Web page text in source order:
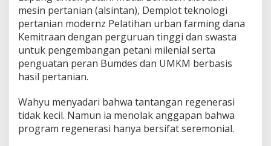
mesin pertanian (alsintan), Demplot teknologi
pertanian modernz Pelatihan urban farming dana
Kemitraan dengan perguruan tinggi dan swasta
untuk pengembangan petani milenial serta
penguatan peran Bumdes dan UMKM berbasis
hasil pertanian.
Wahyu menyadari bahwa tantangan regenerasi
tidak kecil. Namun ia menolak anggapan bahwa
program regenerasi hanya bersifat seremonial.